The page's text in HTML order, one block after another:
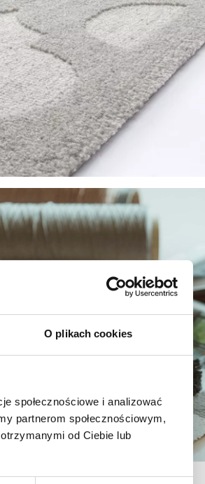
O plikach cookies
społecznościowe i analizować
partnerom społecznościowym,
od Ciebie lub